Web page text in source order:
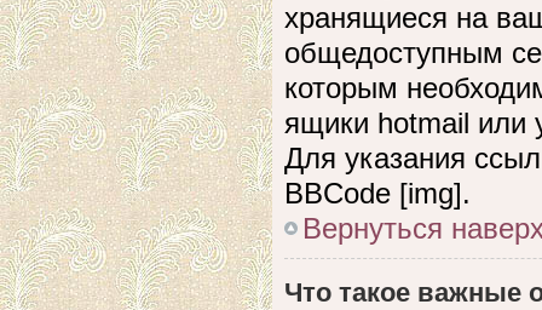
хранящиеся на
общедоступным
которым
ящики hotmail или
Для указания
BBCode [img].
Вернуться
Что такое важные